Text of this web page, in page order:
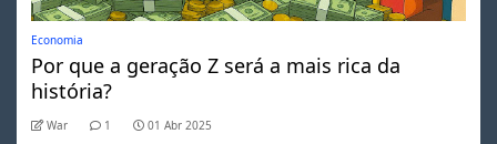
Economia
Por que a geração Z será a mais rica da
história?
War 1 01 Abr 2025